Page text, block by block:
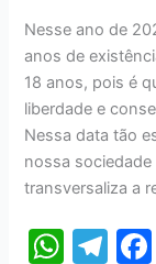
Nesse ano de
anos de
18 anos, pois é
liberdade e
Nessa data tão
nossa
transversaliza a
W T